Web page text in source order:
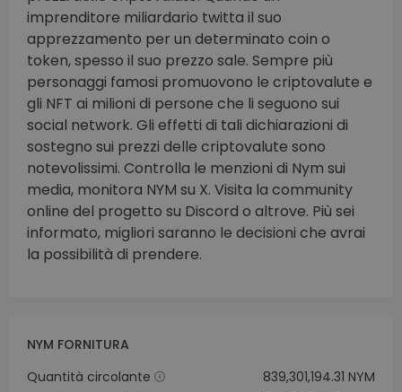
imprenditore miliardario twitta il suo
apprezzamento per un determinato coin o
token, spesso il suo prezzo sale. Sempre più
personaggi famosi promuovono le criptovalute e
gli NFT ai milioni di persone che li seguono sui
social network. Gli effetti di tali dichiarazioni di
sostegno sui prezzi delle criptovalute sono
notevolissimi. Controlla le menzioni di Nym sui
media, monitora NYM su X. Visita la community
online del progetto su Discord o altrove. Più sei
informato, migliori saranno le decisioni che avrai
la possibilità di prendere.
NYM FORNITURA
Quantità circolante
839,301,194.31 NYM